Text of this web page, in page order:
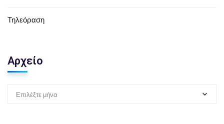
Τηλεόραση
Αρχείο
Επιλέξτε μήνα